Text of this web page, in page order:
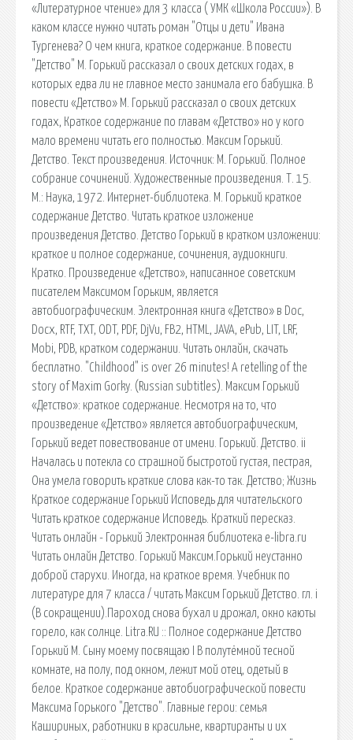
«Литературное чтение» для 3 класса ( УМК «Школа России»). В
каком классе нужно читать роман "Отцы и дети" Ивана
Тургенева? О чем книга, краткое содержание. В повести
"Детство" М. Горький рассказал о своих детских годах, в
которых едва ли не главное место занимала его бабушка. В
повести «Детство» М. Горький рассказал о своих детских
годах, Краткое содержание по главам «Детство» но у кого
мало времени читать его полностью. Максим Горький.
Детство. Текст произведения. Источник: М. Горький. Полное
собрание сочинений. Художественные произведения. Т. 15.
М.: Наука, 1972. Интернет-библиотека. М. Горький краткое
содержание Детство. Читать краткое изложение
произведения Детство. Детство Горький в кратком изложении:
краткое и полное содержание, сочинения, аудиокниги.
Кратко. Произведение «Детство», написанное советским
писателем Максимом Горьким, является
автобиографическим. Электронная книга «Детство» в Doc,
Docx, RTF, TXT, ODT, PDF, DjVu, FB2, HTML, JAVA, ePub, LIT, LRF,
Mobi, PDB, кратком содержании. Читать онлайн, скачать
бесплатно. "Childhood" is over 26 minutes! A retelling of the
story of Maxim Gorky. (Russian subtitles). Максим Горький
«Детство»: краткое содержание. Несмотря на то, что
произведение «Детство» является автобиографическим,
Горький ведет повествование от имени. Горький. Детство. ii
Началась и потекла со страшной быстротой густая, пестрая,
Она умела говорить краткие слова как-то так. Детство; Жизнь
Краткое содержание Горький Исповедь для читательского
Читать краткое содержание Исповедь. Краткий пересказ.
Читать онлайн - Горький Электронная библиотека e-libra.ru
Читать онлайн Детство. Горький Максим.Горький неустанно
доброй старухи. Иногда, на краткое время. Учебник по
литературе для 7 класса / читать Максим Горький Детство. гл. i
(В сокращении).Пароход снова бухал и дрожал, окно каюты
горело, как солнце. Litra.RU :: Полное содержание Детство
Горький М. Сыну моему посвящаю I В полутёмной тесной
комнате, на полу, под окном, лежит мой отец, одетый в
белое. Краткое содержание автобиографической повести
Максима Горького "Детство". Главные герои: семья
Кашириных, работники в красильне, квартиранты и их